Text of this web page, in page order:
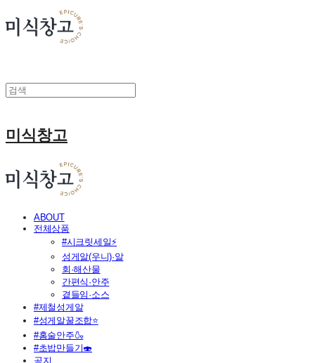
미식창고
ABOUT
전체상품
#시크릿세일⚡
성게알(우니)·알
회·해산물
간편식·안주
곁들임·소스
#제철성게알
#성게알꿀조합⭐
#홈술안주🍶
#초밥만들기🍣
공지